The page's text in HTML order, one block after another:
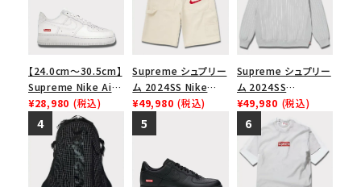
【24.0cm～30.5cm】
Supreme Nike Air
Force 1 Low シュプ
リーム ナイキエアフォ
ース１スニーカー シ
ューズ ホワイト
¥28,980 (税込)
Supreme シュプリー
ム 2024SS Nike
Denim Short ナイキ
デニムショーツ ナチュ
ラル
¥49,980 (税込)
Supreme シュプリー
ム 2024SS
Pinstripe
Crewneck ピンスト
ライプクルーネック
ヘザーグレー 灰
¥49,980 (税込)